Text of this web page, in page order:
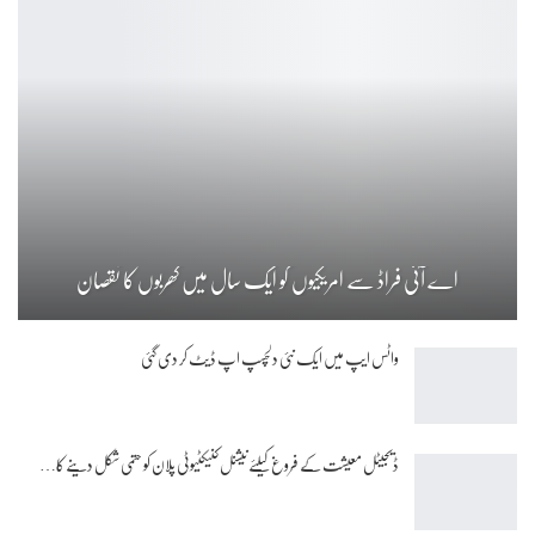
اے آئی فراڈ سے امریکیوں کو ایک سال میں کھربوں کا نقصان
واٹس ایپ میں ایک نئی دلچسپ اپ ڈیٹ کر دی گئی
ڈیجیٹل معیشت کے فروغ کیلئے نیشنل کنیکٹیوٹی پلان کو حتمی شکل دینے کا…